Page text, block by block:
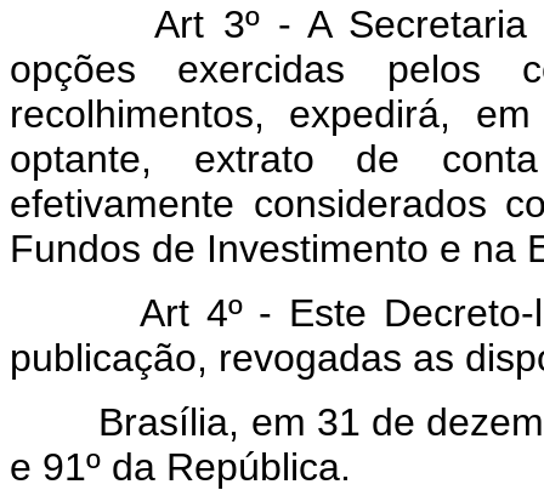
Art 3º - A
opções exercidas pelos
recolhimentos, expedirá,
optante, extrato de
efetivamente considerados
Fundos de Investimento e na
Art 4º - Este
publicação, revogadas as
Brasília, em 31 de
e 91º da República.